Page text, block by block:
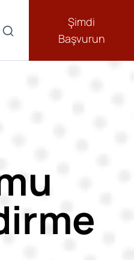
Şimdi
Başvurun